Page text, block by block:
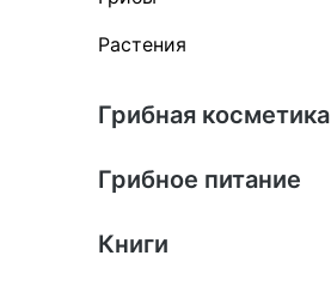
Растения
Грибная косметика
Грибное питание
Книги